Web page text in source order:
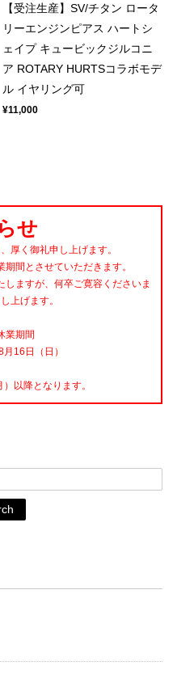
【受注生産】SV/チタン ロータ
リーエンジンピアス ハートシ
ェイプ キュービックジルコニ
ア ROTARY HURTSコラボモデ
ル イヤリング可
¥11,000
せ
厚く御礼申し上げます。
間とさせていただきます。
ますが、何卒ご寛容くださいま
上げます。
業期間
16日（日）
以降となります。